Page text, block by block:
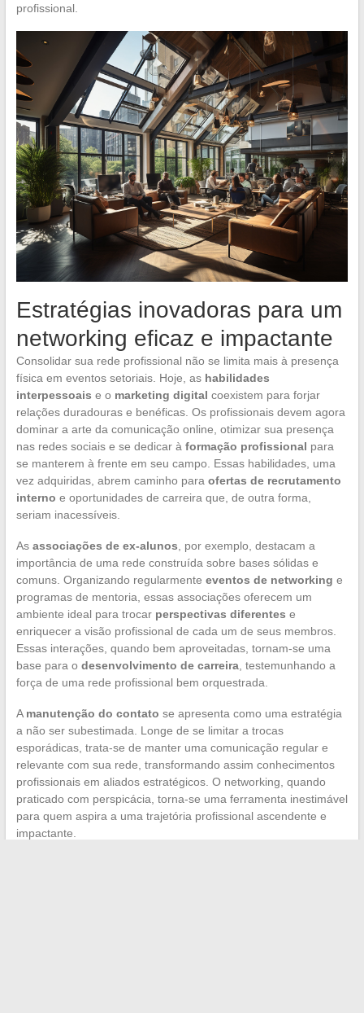
profissional.
Estratégias inovadoras para um
networking eficaz e impactante
Consolidar sua rede profissional não se limita mais à presença
física em eventos setoriais. Hoje, as habilidades
interpessoais e o marketing digital coexistem para forjar
relações duradouras e benéficas. Os profissionais devem agora
dominar a arte da comunicação online, otimizar sua presença
nas redes sociais e se dedicar à formação profissional para
se manterem à frente em seu campo. Essas habilidades, uma
vez adquiridas, abrem caminho para ofertas de recrutamento
interno e oportunidades de carreira que, de outra forma,
seriam inacessíveis.
As associações de ex-alunos , por exemplo, destacam a
importância de uma rede construída sobre bases sólidas e
comuns. Organizando regularmente eventos de networking e
programas de mentoria, essas associações oferecem um
ambiente ideal para trocar perspectivas diferentes e
enriquecer a visão profissional de cada um de seus membros.
Essas interações, quando bem aproveitadas, tornam-se uma
base para o desenvolvimento de carreira, testemunhando a
força de uma rede profissional bem orquestrada.
A manutenção do contato se apresenta como uma estratégia
a não ser subestimada. Longe de se limitar a trocas
esporádicas, trata-se de manter uma comunicação regular e
relevante com sua rede, transformando assim conhecimentos
profissionais em aliados estratégicos. O networking, quando
praticado com perspicácia, torna-se uma ferramenta inestimável
para quem aspira a uma trajetória profissional ascendente e
impactante.